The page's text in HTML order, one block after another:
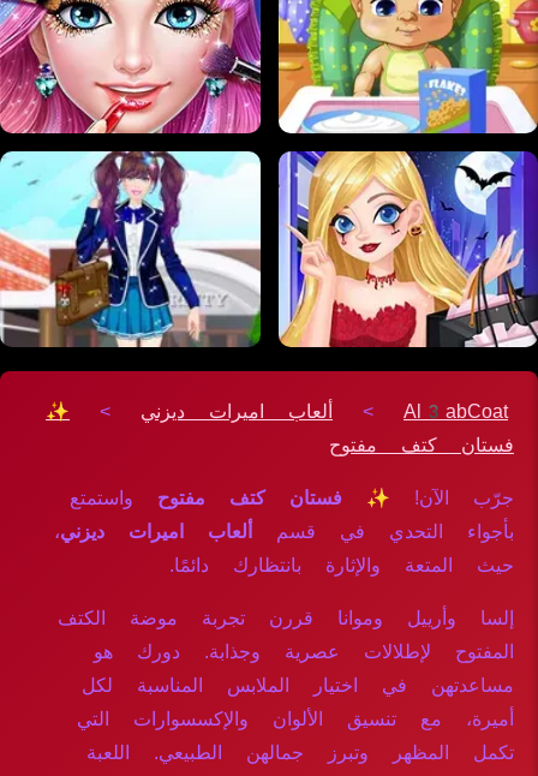
Al3abCoat
> ألعاب اميرات ديزني >
✨
فستان كتف مفتوح
جرّب الآن! ✨ فستان كتف مفتوح واستمتع
بأجواء التحدي في قسم
ألعاب اميرات ديزني،
حيث المتعة والإثارة بانتظارك دائمًا.
إلسا وأرييل وموانا قررن تجربة موضة الكتف
المفتوح لإطلالات عصرية وجذابة. دورك هو
مساعدتهن في اختيار الملابس المناسبة لكل
أميرة، مع تنسيق الألوان والإكسسوارات التي
تكمل المظهر وتبرز جمالهن الطبيعي. اللعبة